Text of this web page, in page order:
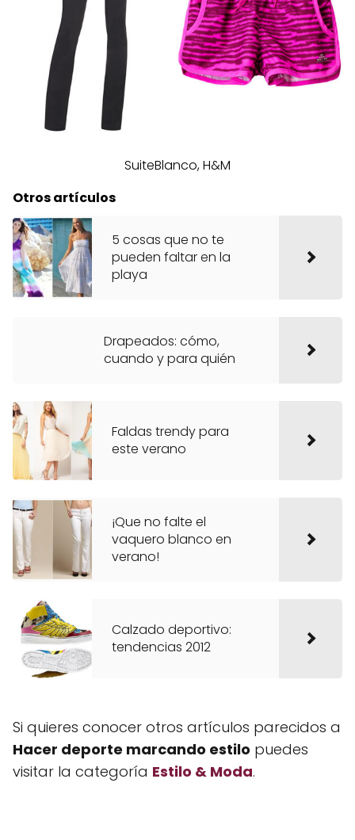
SuiteBlanco, H&M
Otros artículos
5 cosas que no te
pueden faltar en la
playa
Drapeados: cómo,
cuando y para quién
Faldas trendy para
este verano
¡Que no falte el
vaquero blanco en
verano!
Calzado deportivo:
tendencias 2012
Si quieres conocer otros artículos parecidos a
Hacer deporte marcando estilo puedes
visitar la categoría Estilo & Moda.